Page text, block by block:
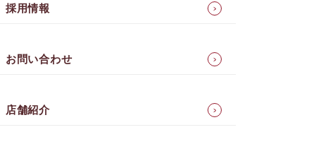
採用情報
お問い合わせ
店舗紹介